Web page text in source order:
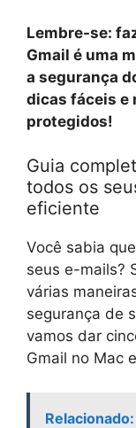
Lembre-se:
Gmail é uma
a segurança
dicas fáceis e
protegidos!
Guia
todos os
eficiente
Você sabia
seus e-mails?
várias
segurança de
vamos dar
Gmail no Mac
Relacionado: